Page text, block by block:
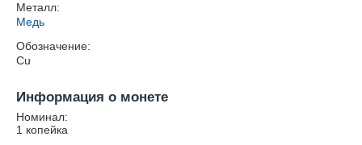
Металл:
Медь
Обозначение:
Cu
Информация о монете
Номинал:
1 копейка